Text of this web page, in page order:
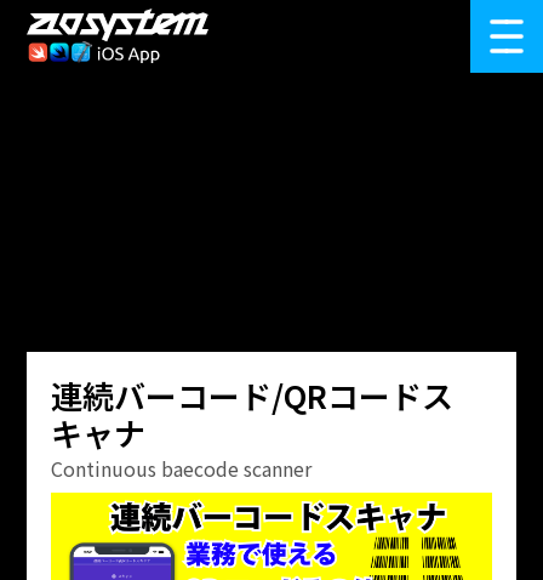
連続バーコード/QRコードス
キャナ
Continuous baecode scanner